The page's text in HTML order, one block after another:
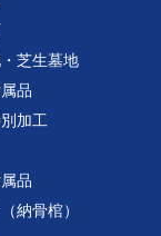
芝生墓地
品
加工
品
納骨棺）